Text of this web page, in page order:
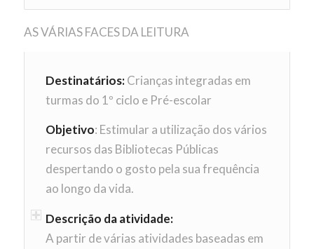
AS VÁRIAS FACES DA LEITURA
Destinatários:Crianças integradas em
turmas do 1º ciclo e Pré-escolar
Objetivo: Estimular a utilização dos vários
recursos das Bibliotecas Públicas
despertando o gosto pela sua frequência
ao longo da vida.
Descrição da atividade:
A partir de várias atividades baseadas em